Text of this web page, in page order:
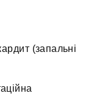
(запальні